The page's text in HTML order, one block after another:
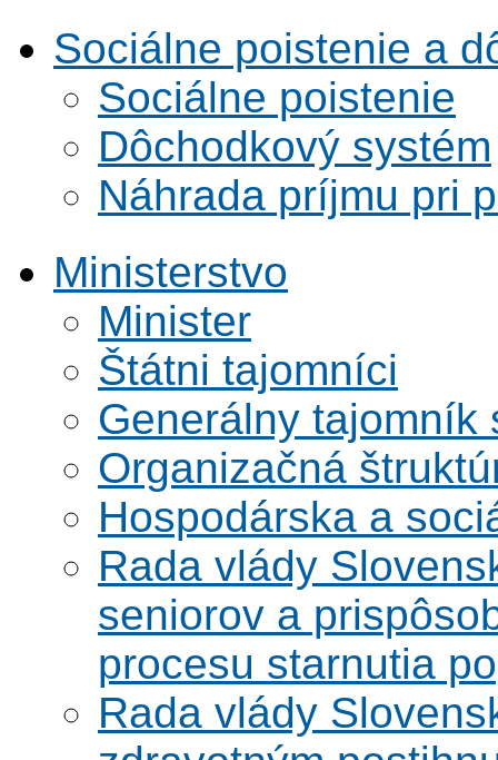
Sociálne poistenie a
Sociálne poistenie
Dôchodkový systém
Náhrada príjmu pri
Ministerstvo
Minister
Štátni tajomníci
Generálny tajomník
Organizačná
Hospodárska a
Rada vlády
seniorov a
procesu starnutia
Rada vlády